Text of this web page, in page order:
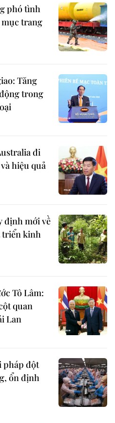
phó tình
trang
Tăng
trong
đi
hiệu quả
định mới về
triển kinh
Tô Lâm:
quan
Lan
pháp đột
ổn định